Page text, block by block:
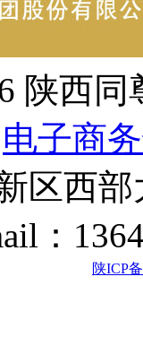
陕西
电子商
区西
：
陕ICP